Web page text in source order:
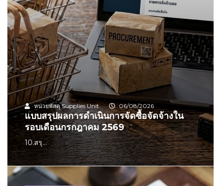
หน่วยพัสดุ Supplies Unit 06/08/2026
แบบสรุปผลการดำเนินการจัดซื้อจัดจ้างใน
รอบเดือนกรกฎาคม 2569
10.สรุ...